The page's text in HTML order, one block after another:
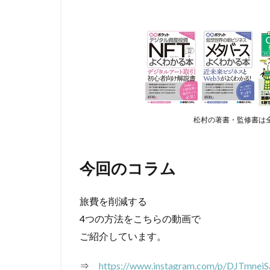
松村の著書・監修書は
今回のコラム
旅費を削減する
4つの方法をこちらの動画で
ご紹介しています。
⇒ https://www.instagram.com/p/